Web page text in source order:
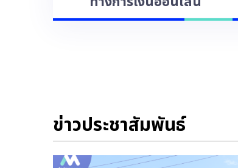
ข่าวประชาสัมพันธ์